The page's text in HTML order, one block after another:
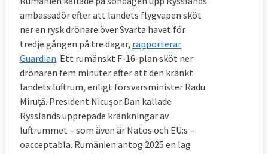
ambassadör efter att landets flygvapen sköt
ner en rysk drönare över Svarta havet för
tredje gången på tre dagar, rapporterar
Guardian. Ett rumänskt F-16-plan sköt ner
drönaren fem minuter efter att den kränkt
landets luftrum, enligt försvarsminister Radu
Miruță. President Nicușor Dan kallade
Rysslands upprepade kränkningar av
luftrummet – som även är Natos och EU:s –
oacceptabla. Rumänien antog 2025 en lag